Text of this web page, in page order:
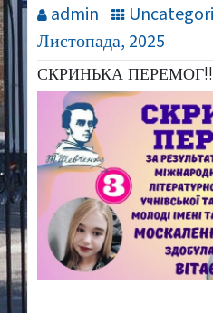
admin
Листопада, 2025
СКРИНЬКА